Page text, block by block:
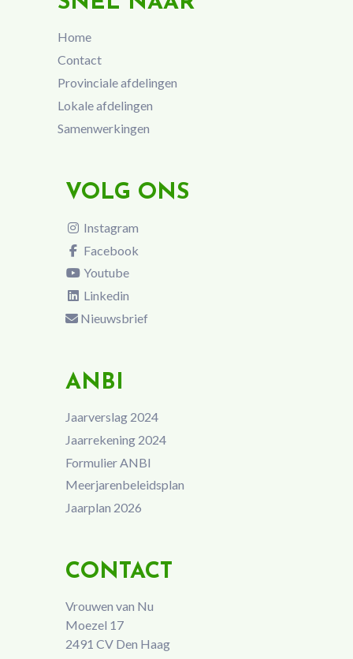
Home
Contact
Provinciale afdelingen
Lokale afdelingen
Samenwerkingen
VOLG ONS
Instagram
Facebook
Youtube
Linkedin
Nieuwsbrief
ANBI
Jaarverslag 2024
Jaarrekening 2024
Formulier ANBI
Meerjarenbeleidsplan
Jaarplan 2026
CONTACT
Vrouwen van Nu
Moezel 17
2491 CV Den Haag